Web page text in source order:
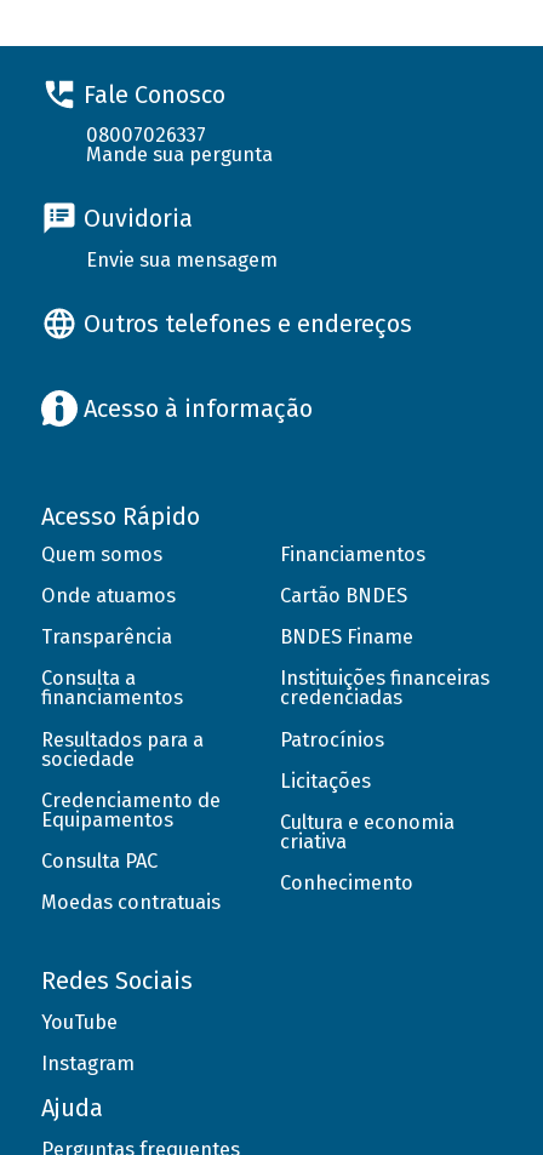
Fale Conosco
08007026337
Mande sua pergunta
Ouvidoria
Envie sua mensagem
Outros telefones e endereços
Acesso à informação
Acesso Rápido
Quem somos
Onde atuamos
Transparência
Consulta a
financiamentos
Resultados para a
sociedade
Credenciamento de
Equipamentos
Consulta PAC
Moedas contratuais
Financiamentos
Cartão BNDES
BNDES Finame
Instituições financeiras
credenciadas
Patrocínios
Licitações
Cultura e economia
criativa
Conhecimento
Redes Sociais
YouTube
Instagram
Ajuda
Perguntas frequentes